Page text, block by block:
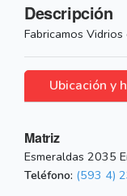
Descripción
Fabricamos
Ubicación y
Matriz
Esmeraldas 2035
Teléfono: (593 4)